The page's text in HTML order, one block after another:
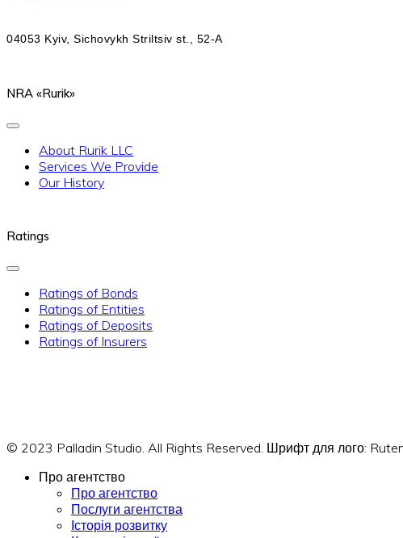
04053 Kyiv, Sichovykh Striltsiv st., 52-A
NRA «Rurik»
About Rurik LLC
Services We Provide
Our History
Ratings
Ratings of Bonds
Ratings of Entities
Ratings of Deposits
Ratings of Insurers
© 2023 Palladin Studio. All Rights Reserved. Шрифт для лого:
Про агентство
Про агентство
Послуги агентства
Історія розвитку